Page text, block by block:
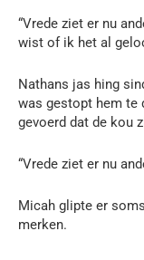
“Vrede ziet er nu
wist of ik het al
Nathans jas hing
was gestopt hem te
gevoerd dat de kou
“Vrede ziet er nu
Micah glipte er
merken.